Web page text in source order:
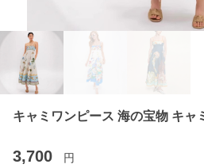
キャミワンピース 海の宝物 キャ
3,700 円